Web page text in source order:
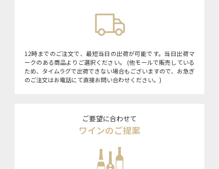
12時までのご注文で、最短当日の出荷が可能です。当日出荷マ
ークのある商品よりご選択ください。 (他モールで販売している
ため、タイムラグで出荷できない場合もございますので、お急ぎ
のご注文はお電話にて直接お問い合わせください。)
ご要望に合わせて
ワインのご提案